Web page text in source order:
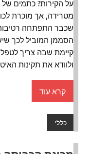
על הקירות? כתמים
מטרידה, אך מוכרת
שכבר התפתחה
הסממן המוביל לכך
קיימת שבה צריך
ולוודא את תקינות
קרא עוד
כללי